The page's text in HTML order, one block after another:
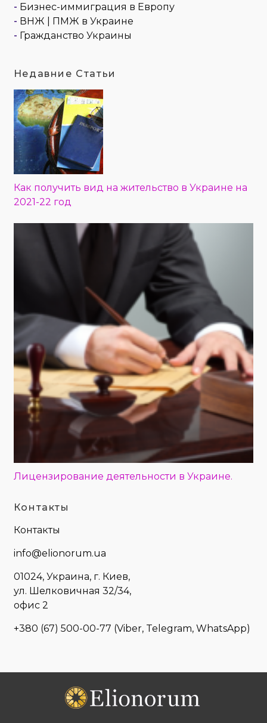
- Бизнес-иммиграция в Европу
- ВНЖ | ПМЖ в Украине
- Гражданство Украины
Недавние Статьи
Как получить вид на жительство в Украине на
2021-22 год
Лицензирование деятельности в Украине.
Контакты
Контакты
info@elionorum.ua
01024, Украина, г. Киев,
ул. Шелковичная 32/34,
офис 2
+380 (67) 500-00-77 (Viber, Telegram, WhatsApp)